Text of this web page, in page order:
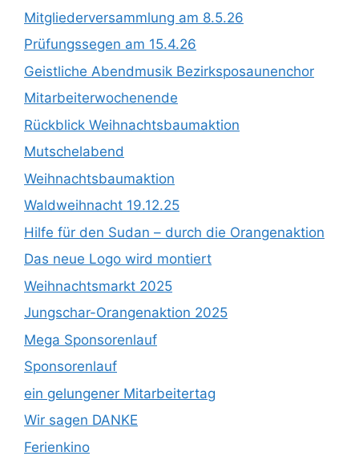
Mitgliederversammlung am 8.5.26
Prüfungssegen am 15.4.26
Geistliche Abendmusik Bezirksposaunenchor
Mitarbeiterwochenende
Rückblick Weihnachtsbaumaktion
Mutschelabend
Weihnachtsbaumaktion
Waldweihnacht 19.12.25
Hilfe für den Sudan – durch die Orangenaktion
Das neue Logo wird montiert
Weihnachtsmarkt 2025
Jungschar-Orangenaktion 2025
Mega Sponsorenlauf
Sponsorenlauf
ein gelungener Mitarbeitertag
Wir sagen DANKE
Ferienkino